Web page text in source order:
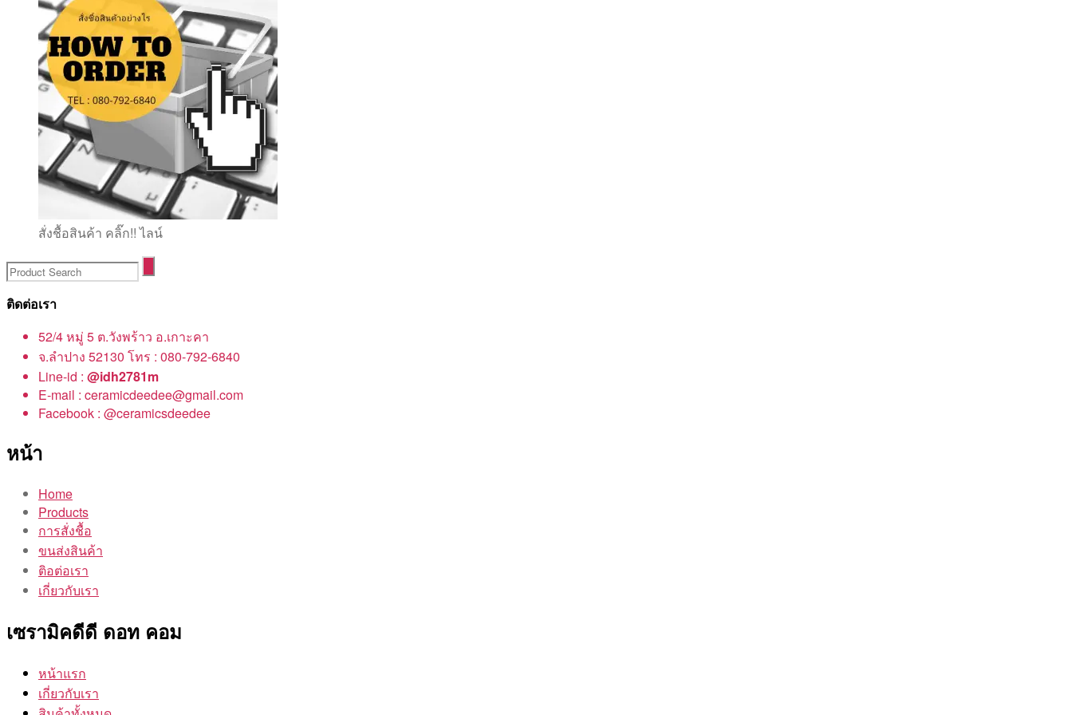
สั่งชื้อสินค้า คลิ๊ก!! ไลน์
ติดต่อเรา
52/4 หมู่ 5 ต.วังพร้าว อ.เกาะคา
จ.ลำปาง 52130 โทร : 080-792-6840
Line-id : @idh2781m
E-mail : ceramicdeedee@gmail.com
Facebook : @ceramicsdeedee
หน้า
Home
Products
การสั่งชื้อ
ขนส่งสินค้า
ติอต่อเรา
เกี่ยวกับเรา
เซรามิคดีดี ดอท คอม
หน้าแรก
เกี่ยวกับเรา